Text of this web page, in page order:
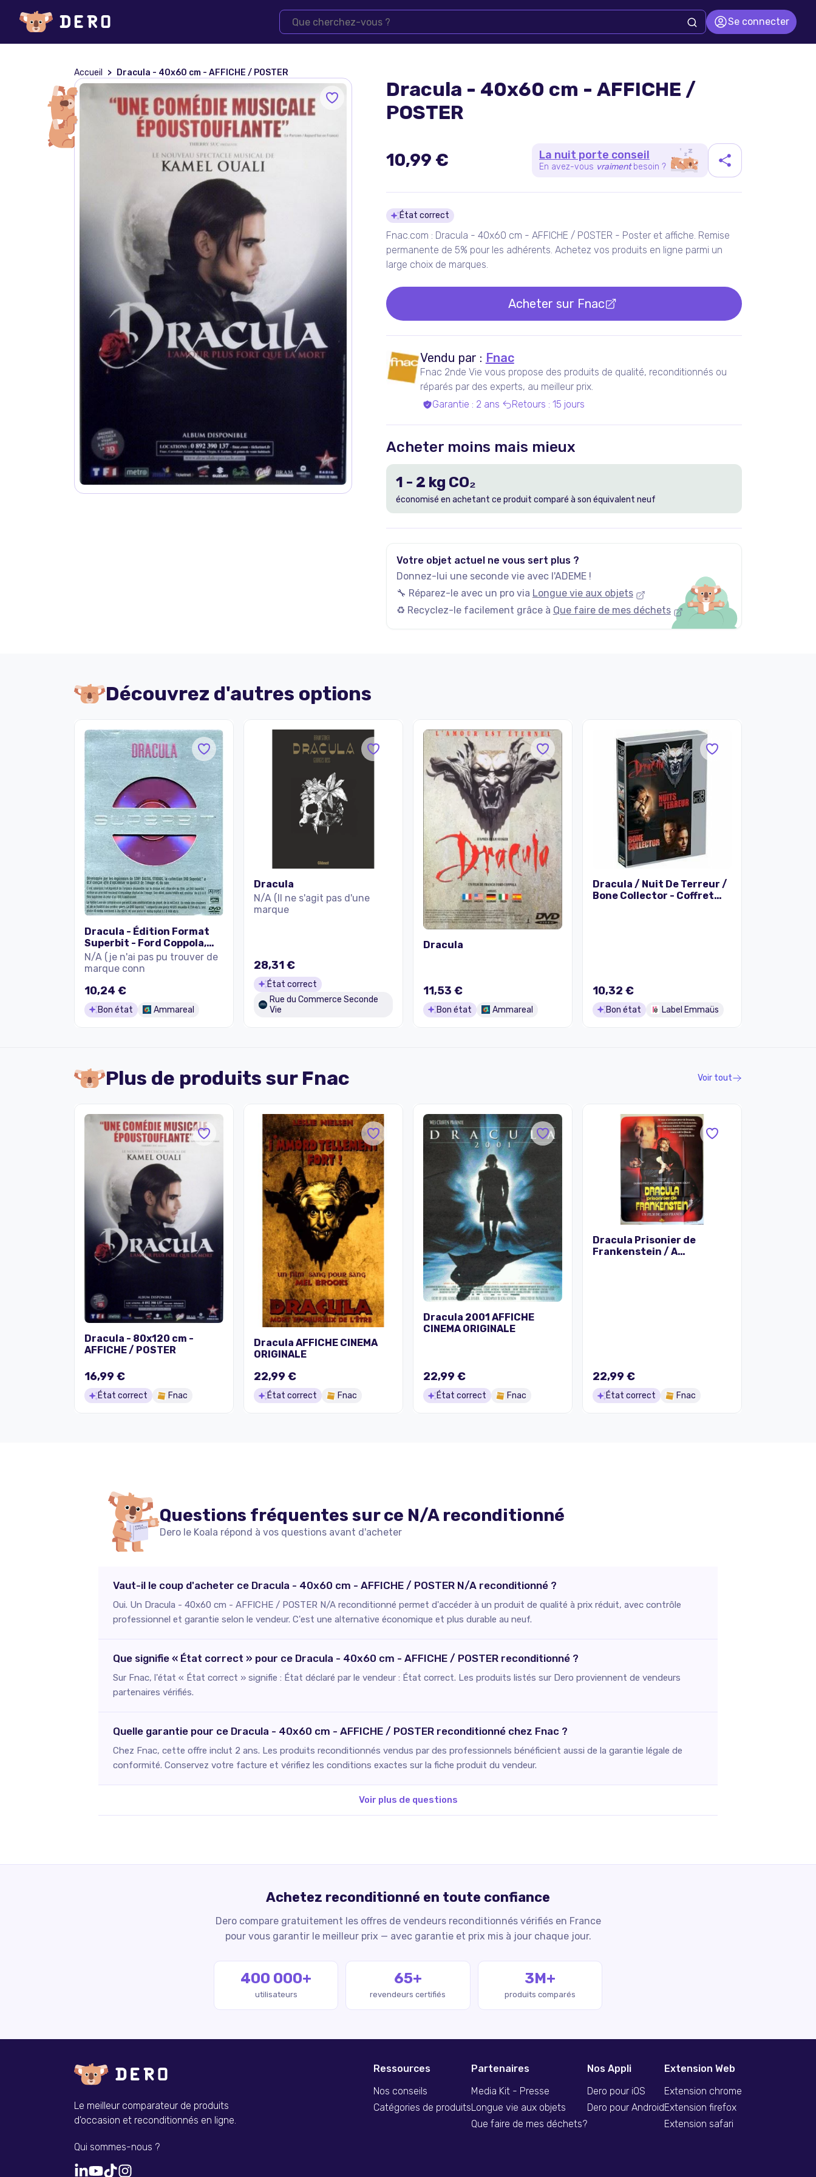
Se connecter
Accueil Dracula - 40x60 cm - AFFICHE / POSTER
Dracula - 40x60 cm - AFFICHE /
POSTER
10,99 € La nuit porte conseil
En avez-vous vraiment besoin ?
Détails du produit
État correct
Fnac.com : Dracula - 40x60 cm - AFFICHE / POSTER - Poster et affiche. Remise
permanente de 5% pour les adhérents. Achetez vos produits en ligne parmi un
large choix de marques.
Acheter sur Fnac
Vendu par : Fnac
Fnac 2nde Vie vous propose des produits de qualité, reconditionnés ou
réparés par des experts, au meilleur prix.
Garantie : 2 ans Retours : 15 jours
Acheter moins mais mieux
1 - 2 kg CO₂
économisé en achetant ce produit comparé à son équivalent neuf
Votre objet actuel ne vous sert plus ?
Donnez-lui une seconde vie avec l'ADEME !
🔧 Réparez-le avec un pro via Longue vie aux objets
♻️ Recyclez-le facilement grâce à Que faire de mes déchets
Découvrez d'autres options
Dracula - Édition Format
Superbit - Ford Coppola,
Francis
N/A (je n'ai pas pu trouver de
marque conn
10,24 €
Bon état Ammareal
Dracula
N/A (Il ne s'agit pas d'une
marque
28,31 €
État correct
Rue du Commerce Seconde
Vie
Dracula
11,53 €
Bon état Ammareal
Dracula / Nuit De Terreur /
Bone Collector - Coffret
10,32 €
Bon état Label Emmaüs
Plus de produits sur Fnac Voir tout
Dracula - 80x120 cm -
AFFICHE / POSTER
16,99 €
État correct Fnac
Dracula AFFICHE CINEMA
ORIGINALE
22,99 €
État correct Fnac
Dracula 2001 AFFICHE
CINEMA ORIGINALE
22,99 €
État correct Fnac
Dracula Prisonier de
Frankenstein / A
22,99 €
État correct Fnac
Questions fréquentes sur ce N/A reconditionné
Dero le Koala répond à vos questions avant d'acheter
Vaut-il le coup d'acheter ce Dracula - 40x60 cm - AFFICHE / POSTER N/A reconditionné ?
Oui. Un Dracula - 40x60 cm - AFFICHE / POSTER N/A reconditionné permet d'accéder à un produit de qualité à prix réduit, avec contrôle
professionnel et garantie selon le vendeur. C'est une alternative économique et plus durable au neuf.
Que signifie « État correct » pour ce Dracula - 40x60 cm - AFFICHE / POSTER reconditionné ?
Sur Fnac, l'état « État correct » signifie : État déclaré par le vendeur : État correct. Les produits listés sur Dero proviennent de vendeurs
partenaires vérifiés.
Quelle garantie pour ce Dracula - 40x60 cm - AFFICHE / POSTER reconditionné chez Fnac ?
Chez Fnac, cette offre inclut 2 ans. Les produits reconditionnés vendus par des professionnels bénéficient aussi de la garantie légale de
conformité. Conservez votre facture et vérifiez les conditions exactes sur la fiche produit du vendeur.
Voir plus de questions
Achetez reconditionné en toute confiance
Dero compare gratuitement les offres de vendeurs reconditionnés vérifiés en France
pour vous garantir le meilleur prix — avec garantie et prix mis à jour chaque jour.
400 000+
utilisateurs
65+
revendeurs certifiés
3M+
produits comparés
Le meilleur comparateur de produits
d'occasion et reconditionnés en ligne.
Qui sommes-nous ?
Ressources
Nos conseils
Catégories de produits
Partenaires
Media Kit - Presse
Longue vie aux objets
Que faire de mes déchets?
Nos Appli
Dero pour iOS
Dero pour Android
Extension Web
Extension chrome
Extension firefox
Extension safari